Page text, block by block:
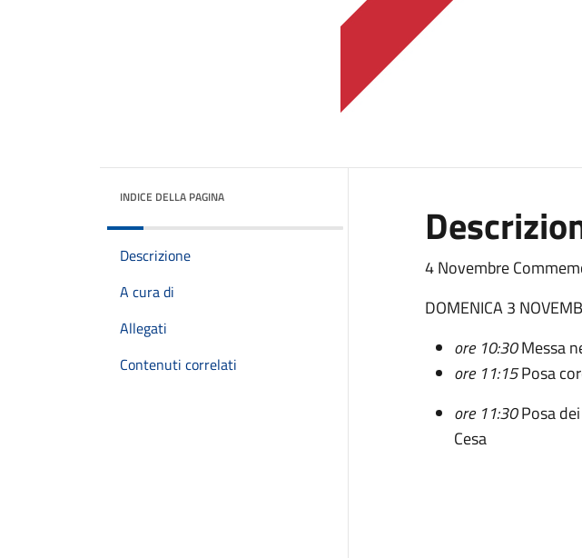
INDICE DELLA PAGINA
Descrizione
A cura di
Allegati
Contenuti correlati
4 Novembre
DOMENICA 3
ore 10:30Messa
ore 11:15Posa
ore 11:30Posa
Cesa